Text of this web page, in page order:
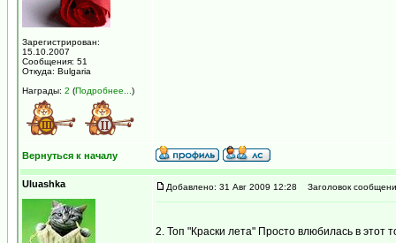
Зарегистрирован:
15.10.2007
Сообщения: 51
Откуда: Bulgaria
Награды: 2 (Подробнее... )
Вернуться к началу
Uluashka Добавлено: 31 Авг 2009 12:28 Заголовок
2. Топ "Краски лета" Просто влюбилась в этот